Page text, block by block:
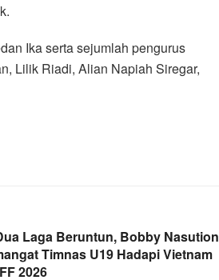
Ika serta sejumlah pengurus
Lilik Riadi, Alian Napiah Siregar,
Laga Beruntun, Bobby Nasution
Timnas U19 Hadapi Vietnam
2026